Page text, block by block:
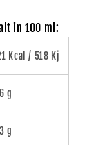
in 100 ml:
Kcal / 518 Kj
g
g